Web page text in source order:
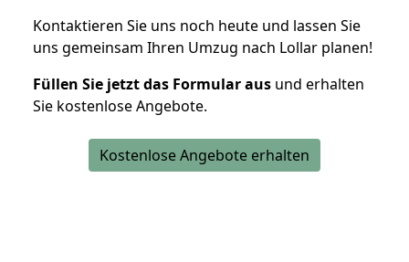
Kontaktieren Sie uns noch heute und lassen Sie
uns gemeinsam Ihren Umzug nach Lollar planen!
Füllen Sie jetzt das Formular aus und erhalten
Sie kostenlose Angebote.
Kostenlose Angebote erhalten